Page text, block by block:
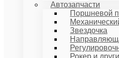
Автозапчасти
Поршневой
Звездочка
Рокер и